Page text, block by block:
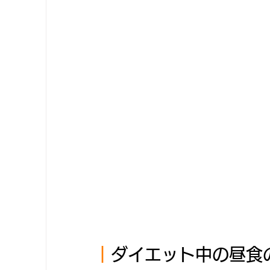
ダイエット中の昼食